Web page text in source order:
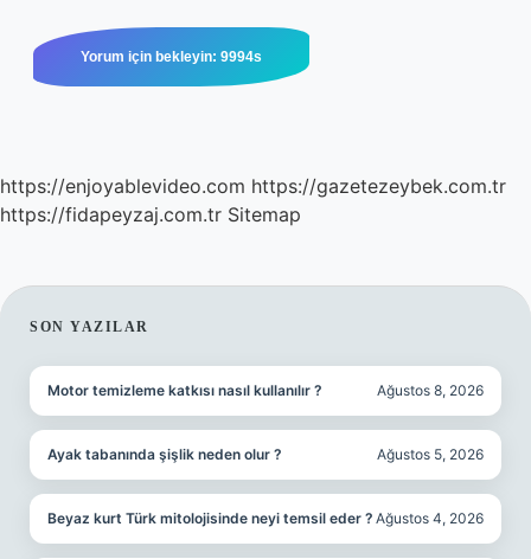
https://enjoyablevideo.com https://gazetezeybek.com.tr
https://fidapeyzaj.com.tr Sitemap
SIDEBAR
SON YAZILAR
Motor temizleme katkısı nasıl kullanılır ? Ağustos 8, 2026
Ayak tabanında şişlik neden olur ? Ağustos 5, 2026
Beyaz kurt Türk mitolojisinde neyi temsil eder ? Ağustos 4, 2026